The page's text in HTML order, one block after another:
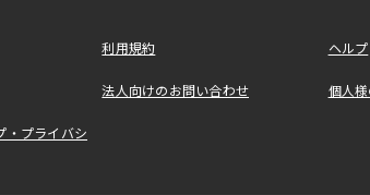
利用規約 ヘルプ
法人向けのお問い合わせ 個人
・プライバシ